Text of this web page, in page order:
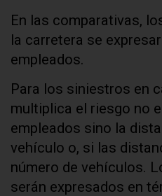
En las comparativas,
la carretera se
empleados.
Para los siniestros en
multiplica el riesgo no
empleados sino la
vehículo o, si las
número de vehículos.
serán expresados en